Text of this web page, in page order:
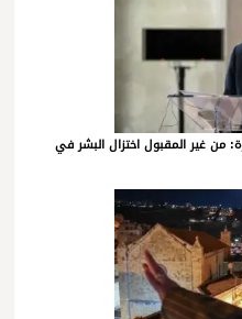
الأول وغزّة: من غير المقبول اختزال البشر في